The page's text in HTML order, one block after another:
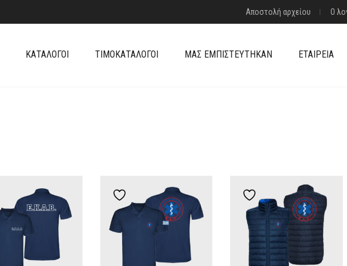
Αποστολή αρχείου Ο
ΚΑΤΆΛΟΓΟΙ ΤΙΜΟΚΑΤΆΛΟΓΟΙ ΜΑΣ ΕΜΠΙΣΤΕΎΤΗΚΑΝ ΕΤΑΙΡΕΊΑ
Add to wishlist Add to wishlist Add to wishlist